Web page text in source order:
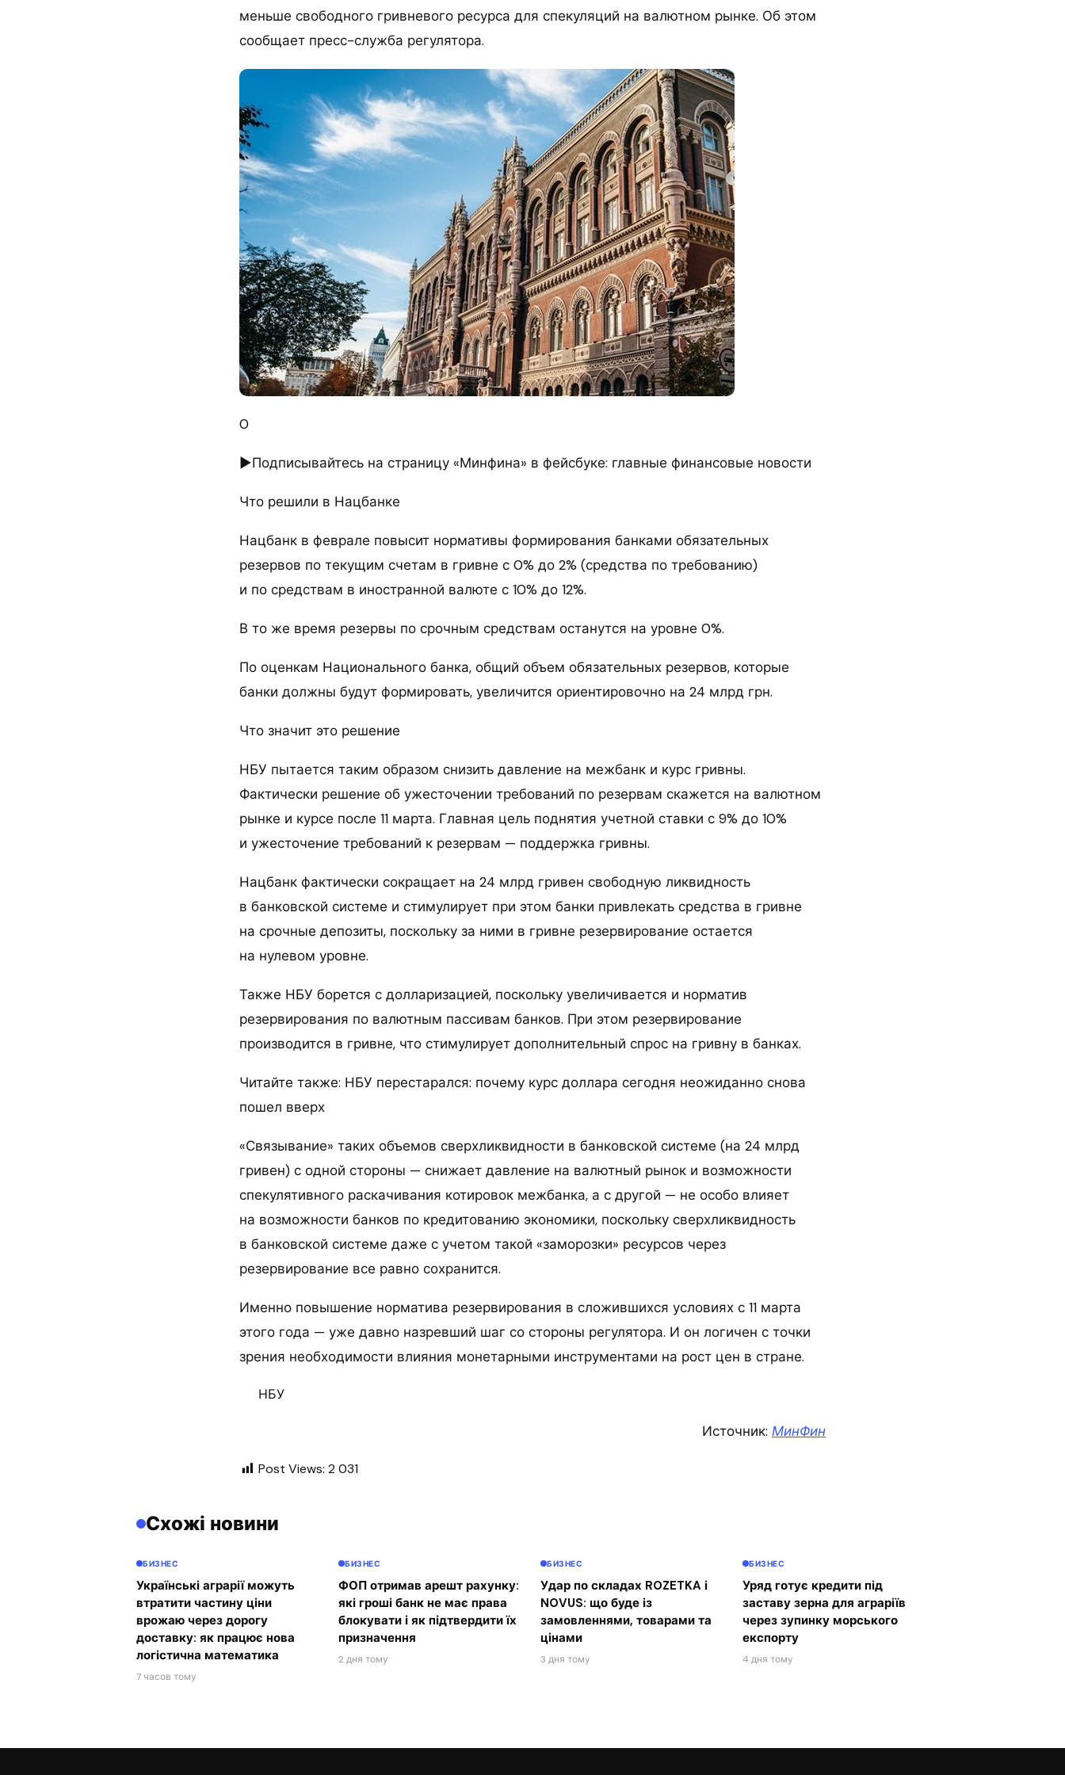
меньше свободного гривневого ресурса для спекуляций на валютном рынке. Об этом
сообщает пресс-служба регулятора.
0
►Подписывайтесь на страницу «Минфина» в фейсбуке: главные финансовые новости
Что решили в Нацбанке
Нацбанк в феврале повысит нормативы формирования банками обязательных
резервов по текущим счетам в гривне с 0% до 2% (средства по требованию)
и по средствам в иностранной валюте с 10% до 12%.
В то же время резервы по срочным средствам останутся на уровне 0%.
По оценкам Национального банка, общий объем обязательных резервов, которые
банки должны будут формировать, увеличится ориентировочно на 24 млрд грн.
Что значит это решение
НБУ пытается таким образом снизить давление на межбанк и курс гривны.
Фактически решение об ужесточении требований по резервам скажется на валютном
рынке и курсе после 11 марта. Главная цель поднятия учетной ставки с 9% до 10%
и ужесточение требований к резервам — поддержка гривны.
Нацбанк фактически сокращает на 24 млрд гривен свободную ликвидность
в банковской системе и стимулирует при этом банки привлекать средства в гривне
на срочные депозиты, поскольку за ними в гривне резервирование остается
на нулевом уровне.
Также НБУ борется с долларизацией, поскольку увеличивается и норматив
резервирования по валютным пассивам банков. При этом резервирование
производится в гривне, что стимулирует дополнительный спрос на гривну в банках.
Читайте также: НБУ перестарался: почему курс доллара сегодня неожиданно снова
пошел вверх
«Связывание» таких объемов сверхликвидности в банковской системе (на 24 млрд
гривен) с одной стороны — снижает давление на валютный рынок и возможности
спекулятивного раскачивания котировок межбанка, а с другой — не особо влияет
на возможности банков по кредитованию экономики, поскольку сверхликвидность
в банковской системе даже с учетом такой «заморозки» ресурсов через
резервирование все равно сохранится.
Именно повышение норматива резервирования в сложившихся условиях с 11 марта
этого года — уже давно назревший шаг со стороны регулятора. И он логичен с точки
зрения необходимости влияния монетарными инструментами на рост цен в стране.
НБУ
Источник: МинФин
Post Views: 2 031
Схожі новини
БИЗНЕС
Українські аграрії можуть
втратити частину ціни
врожаю через дорогу
доставку: як працює нова
логістична математика
7 часов тому
БИЗНЕС
ФОП отримав арешт рахунку:
які гроші банк не має права
блокувати і як підтвердити їх
призначення
2 дня тому
БИЗНЕС
Удар по складах ROZETKA і
NOVUS: що буде із
замовленнями, товарами та
цінами
3 дня тому
БИЗНЕС
Уряд готує кредити під
заставу зерна для аграріїв
через зупинку морського
експорту
4 дня тому